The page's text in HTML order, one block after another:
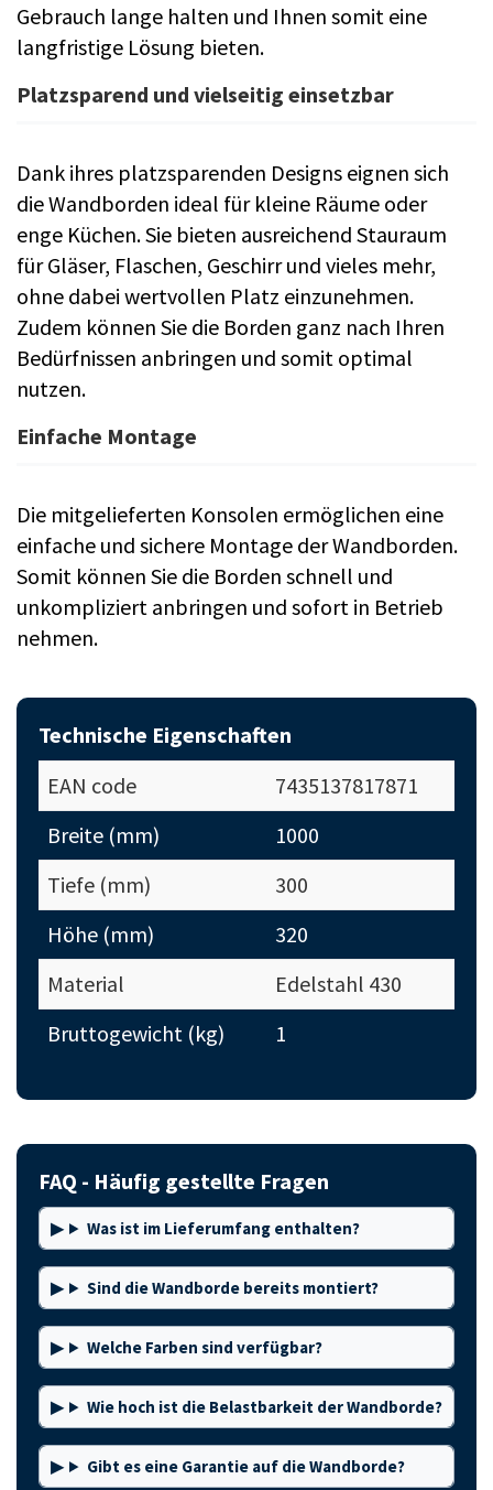
Gebrauch lange halten und Ihnen somit eine
langfristige Lösung bieten.
Platzsparend und vielseitig einsetzbar
Dank ihres platzsparenden Designs eignen sich
die Wandborden ideal für kleine Räume oder
enge Küchen. Sie bieten ausreichend Stauraum
für Gläser, Flaschen, Geschirr und vieles mehr,
ohne dabei wertvollen Platz einzunehmen.
Zudem können Sie die Borden ganz nach Ihren
Bedürfnissen anbringen und somit optimal
nutzen.
Einfache Montage
Die mitgelieferten Konsolen ermöglichen eine
einfache und sichere Montage der Wandborden.
Somit können Sie die Borden schnell und
unkompliziert anbringen und sofort in Betrieb
nehmen.
Technische Eigenschaften
EAN code
7435137817871
Breite (mm)
1000
Tiefe (mm)
300
Höhe (mm)
320
Material
Edelstahl 430
Bruttogewicht (kg)
1
FAQ - Häufig gestellte Fragen
Was ist im Lieferumfang enthalten?
Sind die Wandborde bereits montiert?
Welche Farben sind verfügbar?
Wie hoch ist die Belastbarkeit der Wandborde?
Gibt es eine Garantie auf die Wandborde?